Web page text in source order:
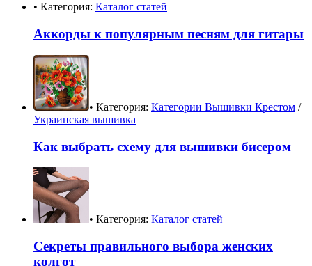
• Категория: Каталог статей
Аккорды к популярным песням для гитары
• Категория: Категории Вышивки Крестом /
Украинская вышивка
Как выбрать схему для вышивки бисером
• Категория: Каталог статей
Секреты правильного выбора женских
колгот